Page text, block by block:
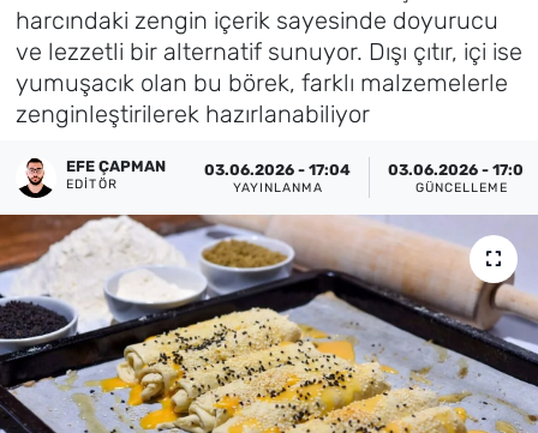
harcındaki zengin içerik sayesinde doyurucu
ve lezzetli bir alternatif sunuyor. Dışı çıtır, içi ise
yumuşacık olan bu börek, farklı malzemelerle
zenginleştirilerek hazırlanabiliyor
EFE ÇAPMAN
EDITÖR
03.06.2026 - 17:04
YAYINLANMA
03.06.2026 - 17:08
GÜNCELLEME